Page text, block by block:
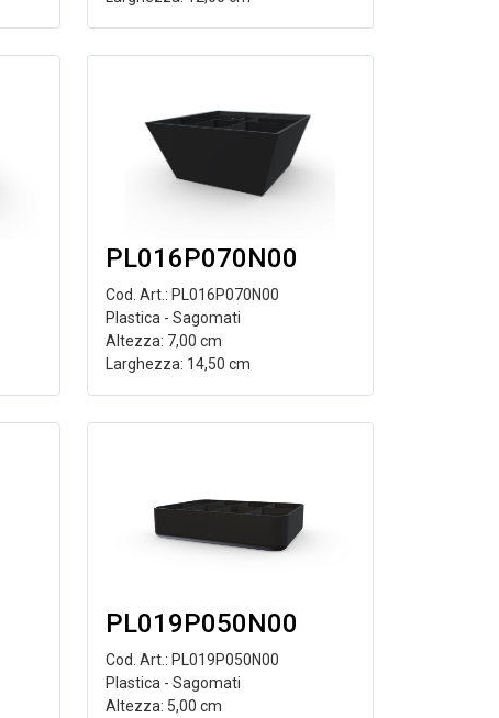
PL016P070N00
Cod. Art.: PL016P070N00
Plastica - Sagomati
Altezza: 7,00 cm
Larghezza: 14,50 cm
PL019P050N00
Cod. Art.: PL019P050N00
Plastica - Sagomati
Altezza: 5,00 cm